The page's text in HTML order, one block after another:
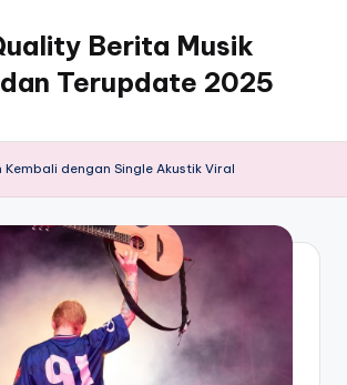
Berita Musik
Terupdate 2025
Kembali dengan Single Akustik Viral